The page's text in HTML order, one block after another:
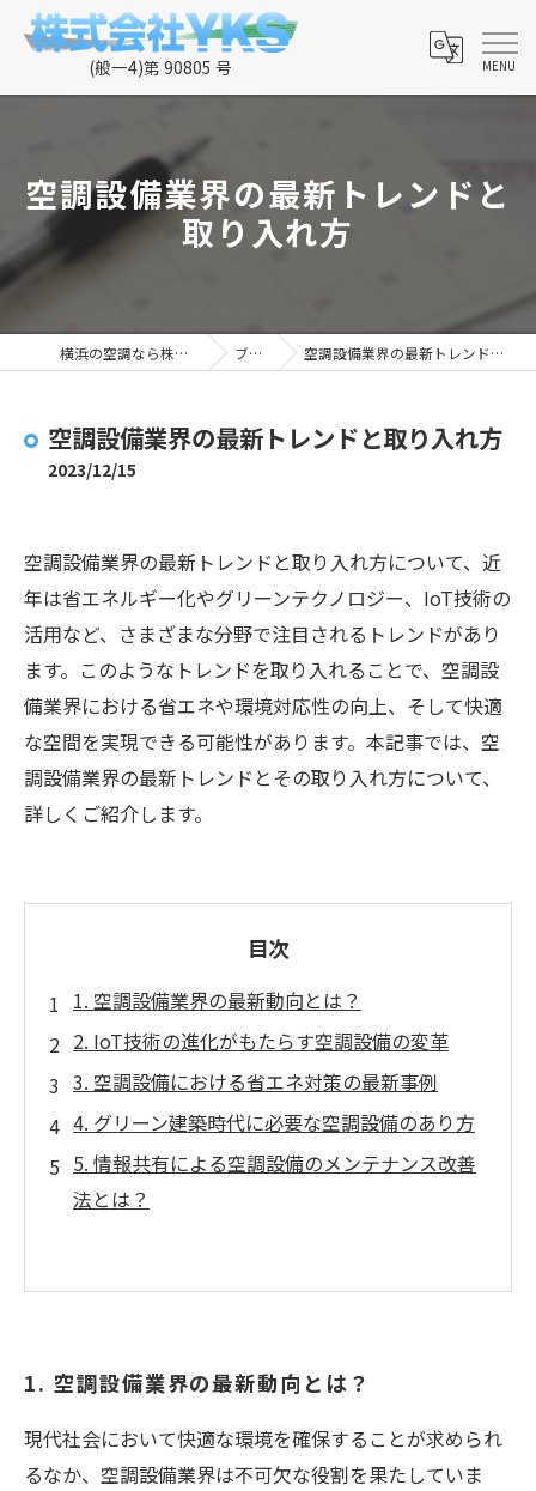
空調設備業界の最新トレンドと
取り入れ方
横浜の空調なら株式会社YKS ブログ 空調設備業界の最新トレンドと取り入れ方
空調設備業界の最新トレンドと取り入れ方
2023/12/15
空調設備業界の最新トレンドと取り入れ方について、近
年は省エネルギー化やグリーンテクノロジー、IoT技術の
活用など、さまざまな分野で注目されるトレンドがあり
ます。このようなトレンドを取り入れることで、空調設
備業界における省エネや環境対応性の向上、そして快適
な空間を実現できる可能性があります。本記事では、空
調設備業界の最新トレンドとその取り入れ方について、
詳しくご紹介します。
目次
1. 空調設備業界の最新動向とは？
2. IoT技術の進化がもたらす空調設備の変革
3. 空調設備における省エネ対策の最新事例
4. グリーン建築時代に必要な空調設備のあり方
5. 情報共有による空調設備のメンテナンス改善
法とは？
1. 空調設備業界の最新動向とは？
現代社会において快適な環境を確保することが求められ
るなか、空調設備業界は不可欠な役割を果たしていま